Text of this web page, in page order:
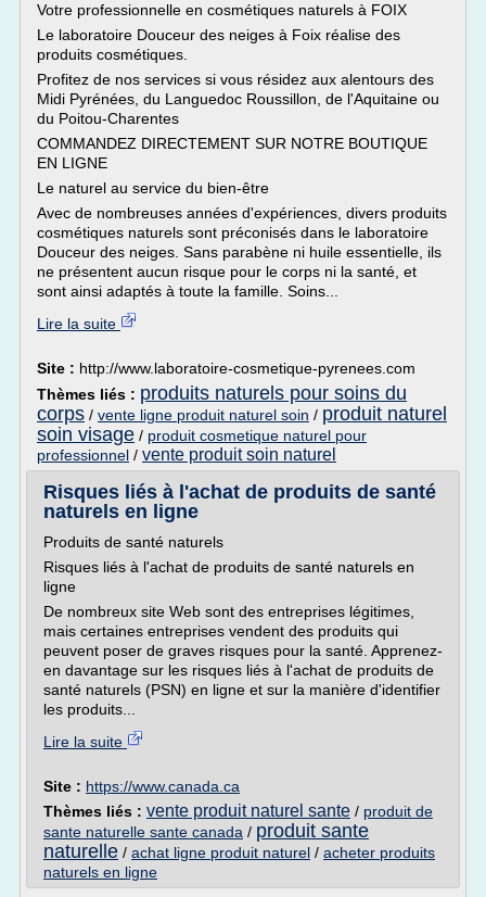
Votre professionnelle en cosmétiques naturels à FOIX
Le laboratoire Douceur des neiges à Foix réalise des
produits cosmétiques.
Profitez de nos services si vous résidez aux alentours des
Midi Pyrénées, du Languedoc Roussillon, de l'Aquitaine ou
du Poitou-Charentes
COMMANDEZ DIRECTEMENT SUR NOTRE BOUTIQUE
EN LIGNE
Le naturel au service du bien-être
Avec de nombreuses années d'expériences, divers produits
cosmétiques naturels sont préconisés dans le laboratoire
Douceur des neiges. Sans parabène ni huile essentielle, ils
ne présentent aucun risque pour le corps ni la santé, et
sont ainsi adaptés à toute la famille. Soins...
Lire la suite
Site : http://www.laboratoire-cosmetique-pyrenees.com
Thèmes liés : produits naturels pour soins du
corps / vente ligne produit naturel soin / produit naturel
soin visage / produit cosmetique naturel pour
professionnel / vente produit soin naturel
Risques liés à l'achat de produits de santé
naturels en ligne
Produits de santé naturels
Risques liés à l'achat de produits de santé naturels en
ligne
De nombreux site Web sont des entreprises légitimes,
mais certaines entreprises vendent des produits qui
peuvent poser de graves risques pour la santé. Apprenez-
en davantage sur les risques liés à l'achat de produits de
santé naturels (PSN) en ligne et sur la manière d'identifier
les produits...
Lire la suite
Site : https://www.canada.ca
Thèmes liés : vente produit naturel sante / produit de
sante naturelle sante canada / produit sante
naturelle / achat ligne produit naturel / acheter produits
naturels en ligne